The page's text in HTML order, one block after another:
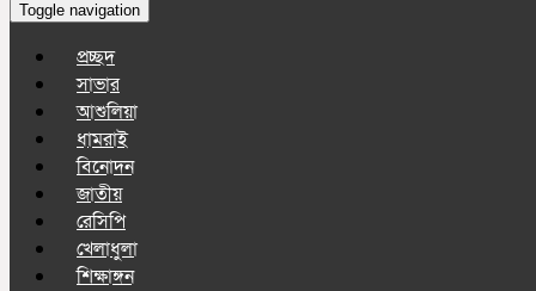
Toggle navigation
প্রচ্ছদ
সাভার
আশুলিয়া
ধামরাই
বিনোদন
জাতীয়
রেসিপি
খেলাধুলা
শিক্ষাঙ্গন